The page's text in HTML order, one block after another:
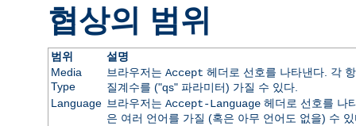
협상의 범위
범위
설명
Media
Type
브라우저는 Accept 헤더로 선호를 나타낸다. 각
질계수를 ("qs" 파라미터) 가질 수 있다.
Language 브라우저는 Accept-Language헤더로 선호를 나
은 여러 언어를 가질 (혹은 아무 언어도 없을) 수